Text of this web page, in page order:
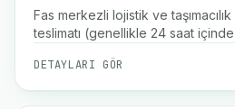
Fas merkezli lojistik ve
teslimatı (genellikle 24 saat
kapsayan geniş bir ağ sunmaktadır
DETAYLARI GÖR